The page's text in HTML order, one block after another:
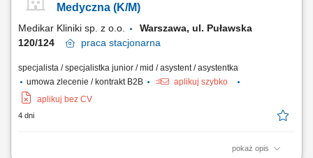
danych i dbanie o prawidłowy obieg dokumentów, sprawna obsługa
Medyczna (K/M)
Medikar Kliniki sp. z o.o.
Warszawa, ul. Puławska
120/124
praca stacjonarna
specjalista / specjalistka junior / mid / asystent / asystentka
umowa zlecenie / kontrakt B2B
aplikuj szybko
aplikuj bez CV
4 dni
pokaż opis